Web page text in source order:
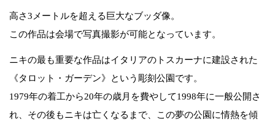
高さ3メートルを超える巨大なブッダ像。
この作品は会場で写真撮影が可能となっています。
ニキの最も重要な作品はイタリアのトスカーナに建設された
《タロット・ガーデン》という彫刻公園です。
1979年の着工から20年の歳月を費やして1998年に一般公開さ
れ、その後もニキは亡くなるまで、この夢の公園に情熱を傾